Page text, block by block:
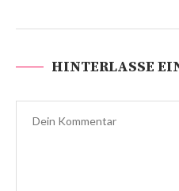
HINTERLASSE